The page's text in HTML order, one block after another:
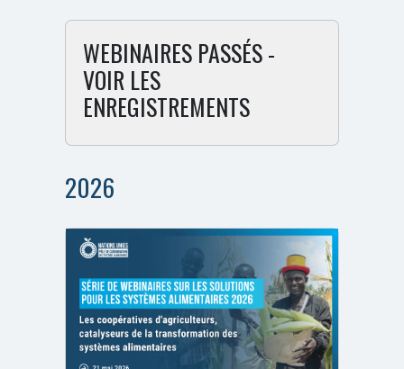
WEBINAIRES PASSÉS -
VOIR LES
ENREGISTREMENTS
2026